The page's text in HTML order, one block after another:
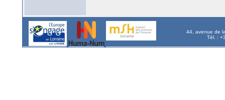
44, avenue de
Tél. :